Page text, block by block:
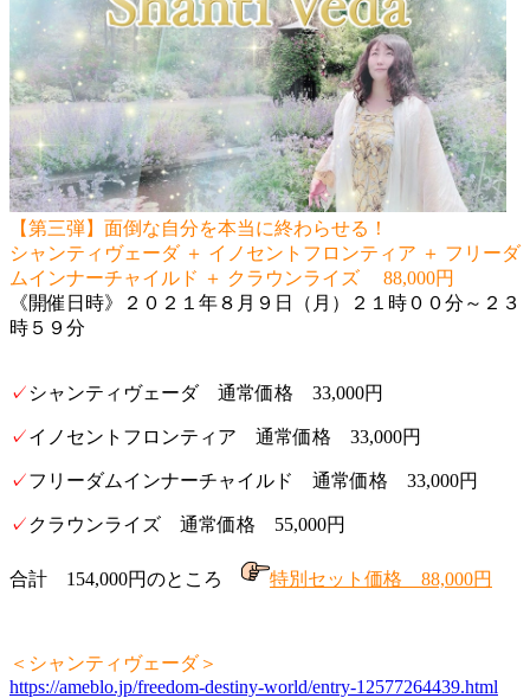
【第三弾】面倒な自分を本当に終わらせる！
シャンティヴェーダ ＋ イノセントフロンティア ＋ フリーダ
ムインナーチャイルド ＋ クラウンライズ 88,000円
《開催日時》２０２１年８月９日（月）２１時００分～２３
時５９分
✓ シャンティヴェーダ 通常価格 33,000円
✓イノセントフロンティア 通常価格 33,000円
✓フリーダムインナーチャイルド 通常価格 33,000円
✓ クラウンライズ 通常価格 55,000円
合計 154,000円のところ 特別セット価格 88,000円
＜シャンティヴェーダ＞
https://ameblo.jp/freedom-destiny-world/entry-12577264439.html